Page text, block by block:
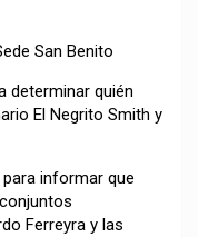
San Benito
determinar quién
El Negrito Smith y
informar que
Ferreyra y las